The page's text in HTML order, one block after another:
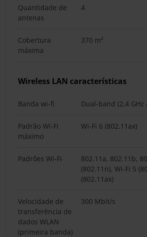
Quantidade de
antenas
4
Cobertura
máxima
370 m²
Wireless LAN características
Banda wi-fi Dual-band (2,4 GHz
Padrão Wi-Fi
máximo
Wi-Fi 6 (802.11ax)
Padrões Wi-Fi
802.11a, 802.11b,
(802.11n), Wi-Fi 5
(802.11ax)
Velocidade de
transferência de
dados WLAN
(primeira banda)
300 Mbit/s